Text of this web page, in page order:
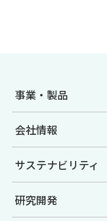
事業・製品
会社情報
サステナビリティ
研究開発